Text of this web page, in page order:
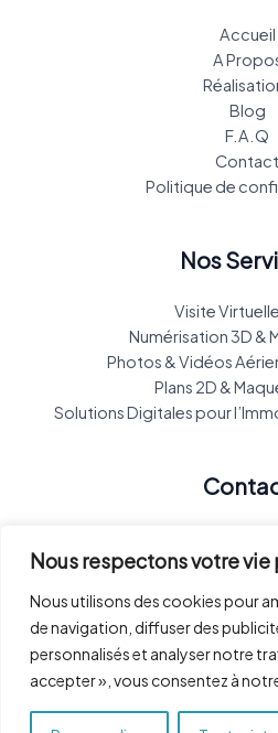
Nous respectons votre vie
Nous utilisons des cookies pour
de navigation, diffuser des
personnalisés et analyser notre
accepter », vous consentez à
Accueil
A
Blog
F.A.Q
Contact
Politique de
Nos
Visite
Numérisation 3D &
Photos & Vidéos
Plans 2D &
Solutions Digitales pour
Copyright© 2026